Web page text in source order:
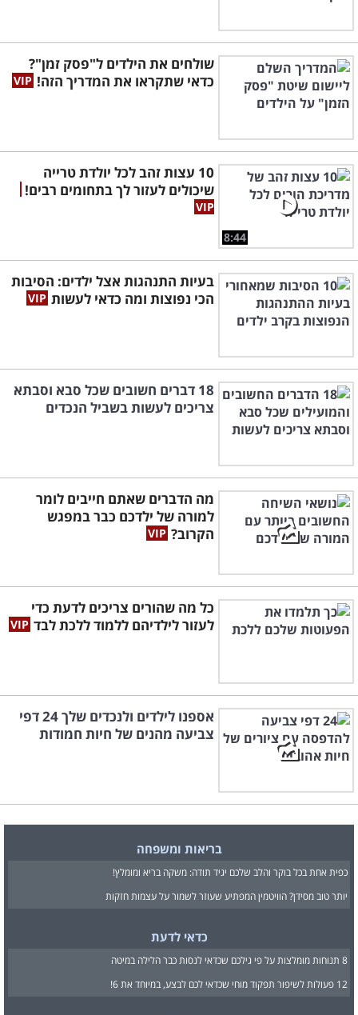
שולחים את הילדים ל"פסק זמן"?
כדאי שתקראו את המדריך הזה!
8:44
10 עצות זהב לכל יולדת טרייה
שיכולים לעזור לך בתחומים רבים!
בעיות התנהגות אצל ילדים: הסיבות
הכי נפוצות ומה כדאי לעשות
18 דברים חשובים שכל סבא וסבתא
צריכים לעשות בשביל הנכדים
מה הדברים שאתם חייבים לומר
למורה של ילדכם כבר במפגש
הקרוב?
כל מה שהורים צריכים לדעת כדי
לעזור לילדיהם ללמוד ללכת לבד
אספנו לילדים ולנכדים שלך 24 דפי
צביעה מהנים של חיות חמודות
בריאות ומשפחה
כפית אחת בכל בוקר והלב שלכם יגיד תודה: משקה בריא ומומלץ!
יותר טוב מסידן? הוויטמין המפתיע שעוזר לשמור על עצמות חזקות
כדאי לדעת
8 תנוחות מומלצות על פי גילכם שכדאי לנסות כבר הלילה במיטה
12 פעולות לשיפור תפקוד מוחי שכדאי לכם לבצע, במיוחד את 6!